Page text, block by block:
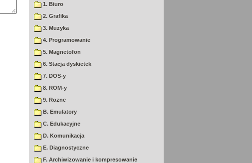
1. Biuro
2. Grafika
3. Muzyka
4. Programowanie
5. Magnetofon
6. Stacja dyskietek
7. DOS-y
8. ROM-y
9. Rozne
B. Emulatory
C. Edukacyjne
D. Komunikacja
E. Diagnostyczne
F. Archiwizowanie i kompresowanie